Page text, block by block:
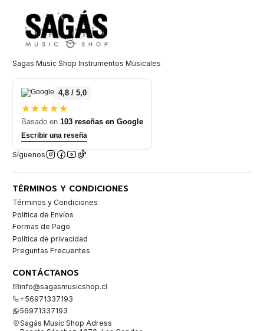
Sagas Music Shop Instrumentos Musicales
4,8 / 5,0
★★★★★
Basado en 103 reseñas en Google
Escribir una reseña
Síguenos
TÉRMINOS Y CONDICIONES
Términos y Condiciones
Política de Envíos
Formas de Pago
Política de privacidad
Preguntas Frecuentes
CONTÁCTANOS
info@sagasmusicshop.cl
+56971337193
56971337193
Sagás Music Shop Adress